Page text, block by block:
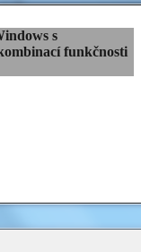
s
funkčnosti